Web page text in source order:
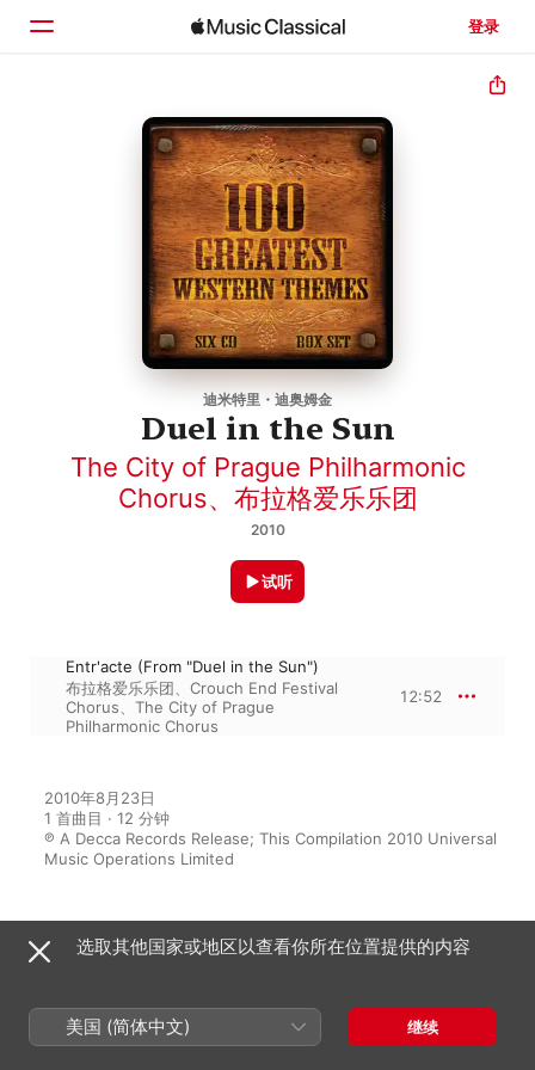
登录
迪米特里・迪奥姆金
Duel in the Sun
The City of Prague Philharmonic
Chorus、 布拉格爱乐乐团
2010
试听
Entr'acte (From "Duel in the Sun")
布拉格爱乐乐团
Crouch End Festival
Chorus
The City of Prague
Philharmonic Chorus
12:52
2010年8月23日
1 首曲目 · 12 分钟
℗ A Decca Records Release; This Compilation 2010 Universal
Music Operations Limited
来自专辑
100 Greatest Western Themes
选取其他国家或地区以查看你所在位置提供的内容
美国 (简体中文) 继续